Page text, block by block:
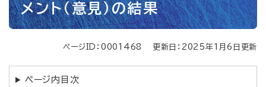
メント（意見）の結果
ページID：0001468 更新日：2025年1月6日更新
ページ内目次